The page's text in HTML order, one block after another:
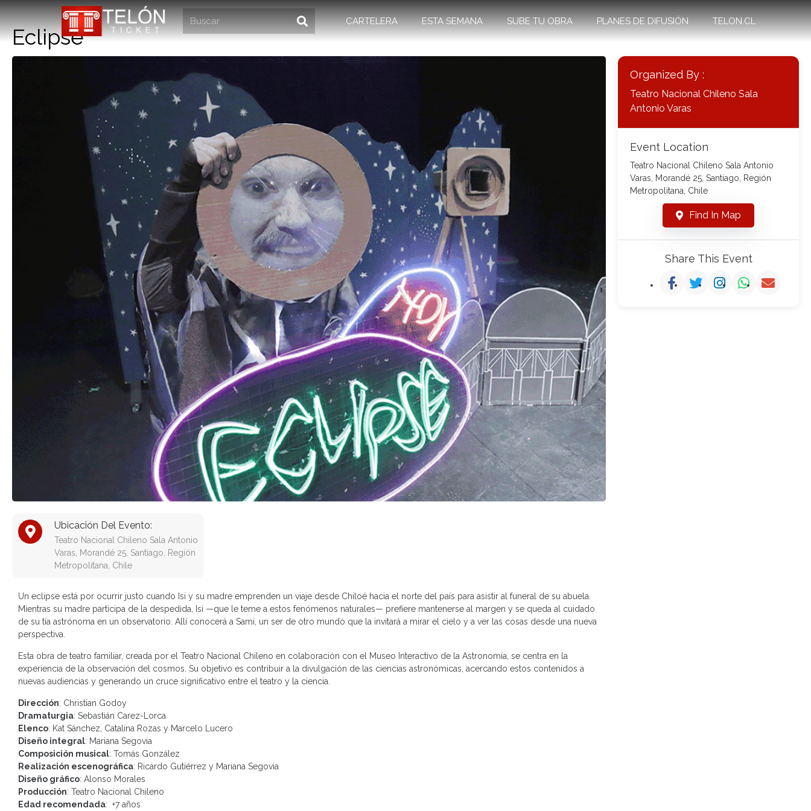
CARTELERA ESTA SEMANA SUBE TU OBRA PLANES DE DIFUSIÓN TELON.CL
Eclipse
Ubicación Del Evento:
Teatro Nacional Chileno Sala Antonio
Varas, Morandé 25, Santiago, Región
Metropolitana, Chile
Un eclipse está por ocurrir justo cuando Isi y su madre emprenden un viaje desde Chiloé hacia el norte del país para asistir al funeral de su abuela.
Mientras su madre participa de la despedida, Isi —que le teme a estos fenómenos naturales— prefiere mantenerse al margen y se queda al cuidado
de su tía astrónoma en un observatorio. Allí conocerá a Sami, un ser de otro mundo que la invitará a mirar el cielo y a ver las cosas desde una nueva
perspectiva.
Esta obra de teatro familiar, creada por el Teatro Nacional Chileno en colaboración con el Museo Interactivo de la Astronomía, se centra en la
experiencia de la observación del cosmos. Su objetivo es contribuir a la divulgación de las ciencias astronómicas, acercando estos contenidos a
nuevas audiencias y generando un cruce significativo entre el teatro y la ciencia.
Dirección: Christian Godoy
Dramaturgia: Sebastián Carez-Lorca
Elenco: Kat Sánchez, Catalina Rozas y Marcelo Lucero
Diseño integral: Mariana Segovia
Composición musical: Tomás González
Realización escenográfica: Ricardo Gutiérrez y Mariana Segovia
Diseño gráfico: Alonso Morales
Producción: Teatro Nacional Chileno
Edad recomendada: +7 años
Organized By :
Teatro Nacional Chileno Sala
Antonio Varas
Event Location
Teatro Nacional Chileno Sala Antonio
Varas, Morandé 25, Santiago, Región
Metropolitana, Chile
Find In Map
Share This Event